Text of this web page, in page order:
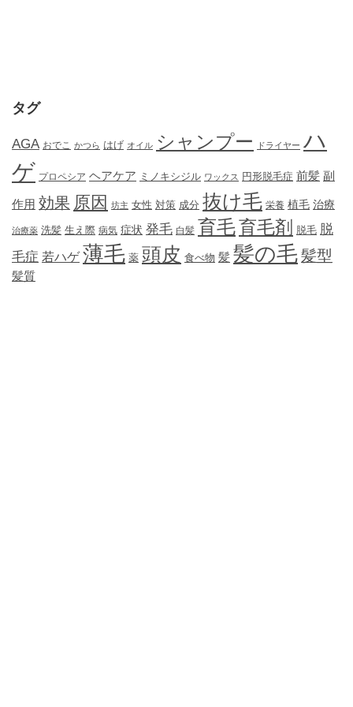
タグ
AGA おでこ かつら はげ オイル シャンプー ドライヤー ハ
ゲ プロペシア ヘアケア ミノキシジル ワックス 円形脱毛症 前髪 副
作用 効果 原因 坊主 女性 対策 成分 抜け毛 栄養 植毛 治療
治療薬 洗髪 生え際 病気 症状 発毛 白髪 育毛育毛剤 脱毛 脱
毛症 若ハゲ 薄毛 薬 頭皮 食べ物 髪 髪の毛髪型
髪質